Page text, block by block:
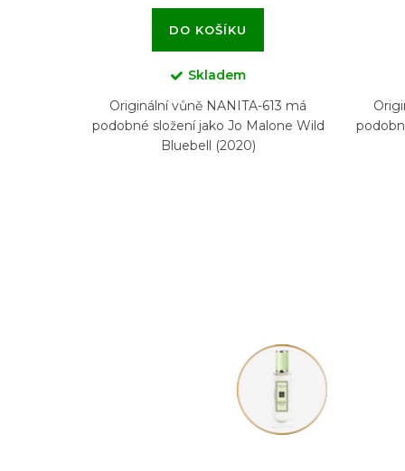
DO KOŠÍKU
Skladem
Originální vůně NANITA-613 má
podobné složení jako Jo Malone Wild
Bluebell (2020)